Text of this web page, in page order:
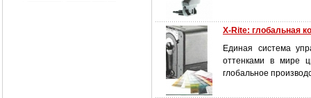
X-Rite: глобальная
Единая система
оттенками в мире
глобальное